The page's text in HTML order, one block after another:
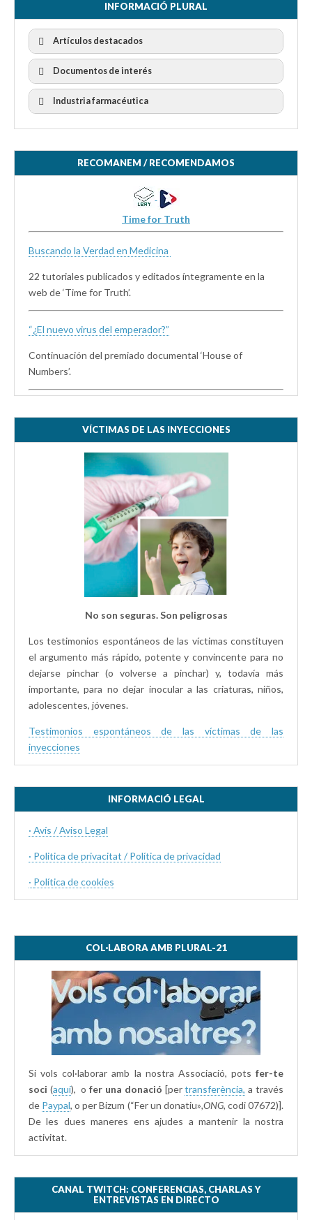
INFORMACIÓ PLURAL
Artículos destacados
Documentos de interés
Industria farmacéutica
RECOMANEM / RECOMENDAMOS
Time for Truth
Buscando la Verdad en Medicina
22 tutoriales publicados y editados íntegramente en la
web de ‘Time for Truth’.
“¿El nuevo virus del emperador?”
Continuación del premiado documental ‘House of
Numbers’.
VÍCTIMAS DE LAS INYECCIONES
No son seguras. Son peligrosas
Los testimonios espontáneos de las víctimas constituyen
el argumento más rápido, potente y convincente para no
dejarse pinchar (o volverse a pinchar) y, todavía más
importante, para no dejar inocular a las criaturas, niños,
adolescentes, jóvenes.
Testimonios espontáneos de las víctimas de las
inyecciones
INFORMACIÓ LEGAL
· Avís / Aviso Legal
· Politica de privacitat / Política de privacidad
· Política de cookies
COL·LABORA AMB PLURAL-21
Si vols col·laborar amb la nostra Associació, pots fer-te
soci (aquí), ofer una donació [pertransferència, a través
de Paypal, o per Bizum (“Fer un donatiu»,ONG, codi 07672)].
De les dues maneres ens ajudes a mantenir la nostra
activitat.
CANAL TWITCH: CONFERENCIAS, CHARLAS Y
ENTREVISTAS EN DIRECTO